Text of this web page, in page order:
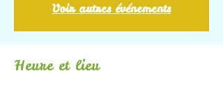
Voir autres événements
Heure et lieu